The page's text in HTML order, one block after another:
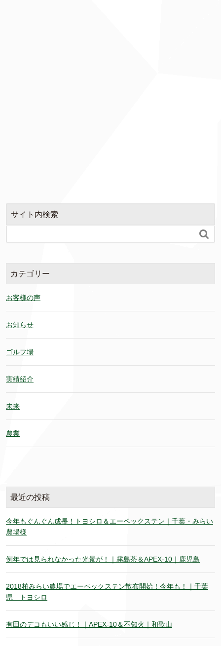
サイト内検索

カテゴリー
お客様の声
お知らせ
ゴルフ場
実績紹介
未来
農業
最近の投稿
今年もぐんぐん成長！トヨシロ＆エーペックステン｜千葉・みらい
農場様
例年では見られなかった光景が！｜霧島茶＆APEX-10｜鹿児島
2018柏みらい農場でエーペックステン散布開始！今年も！｜千葉
県 トヨシロ
有田のデコもいい感じ！｜APEX-10＆不知火｜和歌山